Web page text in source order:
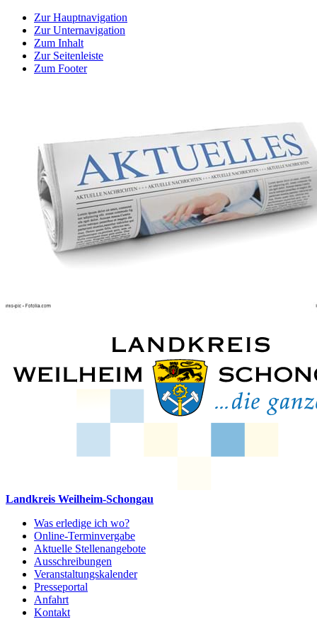
Zur Hauptnavigation
Zur Unternavigation
Zum Inhalt
Zur Seitenleiste
Zum Footer
Landkreis Weilheim-Schongau
Was erledige ich wo?
Online-Terminvergabe
Aktuelle Stellenangebote
Ausschreibungen
Veranstaltungskalender
Presseportal
Anfahrt
Kontakt